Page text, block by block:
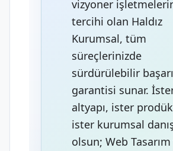
vizyoner
tercihi olan Haldız
Kurumsal, tüm
süreçlerinizde
sürdürülebilir başarı
garantisi sunar.
altyapı, ister
ister kurumsal
olsun; Web